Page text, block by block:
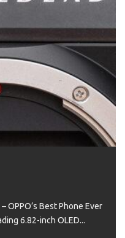
OPPO’s Best Phone Ever
6.82-inch OLED...